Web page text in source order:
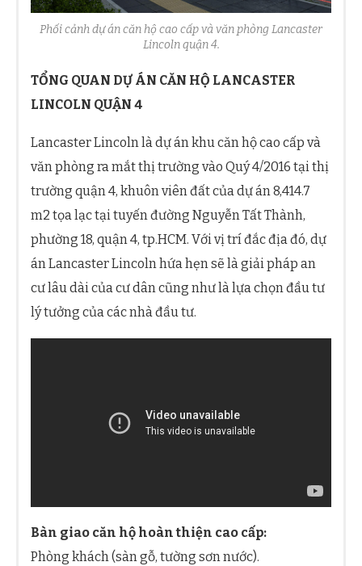
Phối cảnh dự án căn hộ cao cấp và văn phòng Lancaster
Lincoln quận 4.
TỔNG QUAN DỰ ÁN CĂN HỘ LANCASTER
LINCOLN QUẬN 4
Lancaster Lincoln là dự án khu căn hộ cao cấp và
văn phòng ra mắt thị trường vào Quý 4/2016 tại thị
trường quận 4, khuôn viên đất của dự án 8,414.7
m2 tọa lạc tại tuyến đường Nguyễn Tất Thành,
phường 18, quận 4, tp.HCM. Với vị trí đắc địa đó, dự
án Lancaster Lincoln hứa hẹn sẽ là giải pháp an
cư lâu dài của cư dân cũng như là lựa chọn đầu tư
lý tưởng của các nhà đầu tư.
Bàn giao căn hộ hoàn thiện cao cấp:
Phòng khách (sàn gỗ, tường sơn nước).